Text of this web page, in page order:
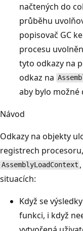
načtených do
průběhu
popisovač GC ke
procesu
tyto odkazy na
odkaz na
aby bylo možné
Návod
Odkazy na objekty
registrech
AssemblyLoadContext
situacích:
Když se
funkci, i když